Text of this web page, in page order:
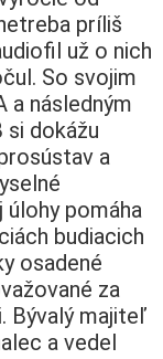
príliš
už o nich
So svojim
následným
dokážu
a
úlohy pomáha
budiacich
osadené
za
Bývalý majiteľ
a vedel